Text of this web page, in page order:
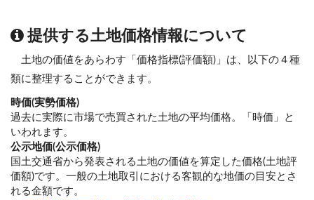
提供する土地価格情報について
土地の価値をあらわす「価格指標(評価額)」は、以下の４種
類に整理することができます。
時価(実勢価格)
過去に実際に市場で売買された土地の平均価格。「時価」と
いわれます。
公示地価(公示価格)
国土交通省から発表される土地の価値を算定した価格(土地評
価額)です。一般の土地取引における客観的な地価の目安とさ
れる金額です。